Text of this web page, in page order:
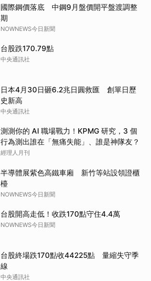
國際鋼價落底 中鋼9月盤價開平盤渡調整
期
NOWNEWS今日新聞
台股跌170.79點
中央通訊社
日本4月30日砸6.2兆日圓救匯 創單日歷
史新高
中央通訊社
測測你的 AI 職場戰力！KPMG 研究，3 個
行為測出誰在「無痛失能」、誰是神隊友？
經理人月刊
半導體展紫色高鐵車廂 新竹等站設領證櫃
檯
NOWNEWS今日新聞
台股開高走低！收跌170點守住4.4萬
NOWNEWS今日新聞
台股終場跌170點收44225點 量縮失守季
線
中央通訊社